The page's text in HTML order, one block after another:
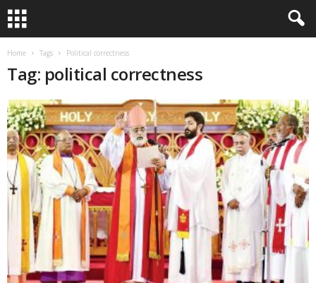
Home Tags Political correctness
Tag: political correctness